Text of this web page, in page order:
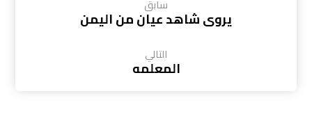
سابق
يروى شاهد عيان من اليمن
التالي
المعلمه